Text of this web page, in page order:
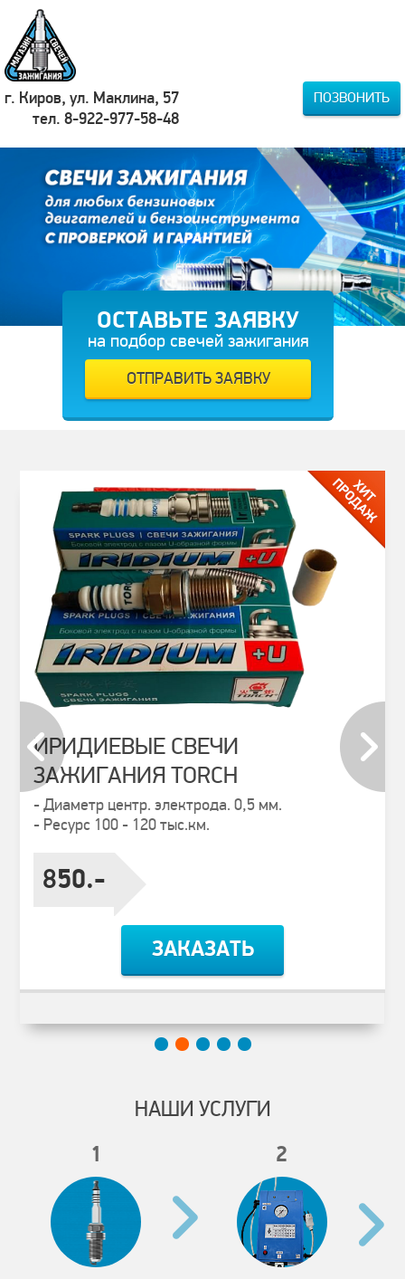
г. Киров, ул. Маклина, 57
тел. 8-922-977-58-48
ПОЗВОНИТЬ
ОСТАВЬТЕ ЗАЯВКУ
на подбор свечей зажигания
ИРИДИЕВЫЕ СВЕЧИ
ЗАЖИГАНИЯ TORCH
- Диаметр центр. электрода. 0,5 мм.
- Ресурс 100 - 120 тыс.км.
850.-
ЗАКАЗАТЬ
prev
НАШИ УСЛУГИ
1 2